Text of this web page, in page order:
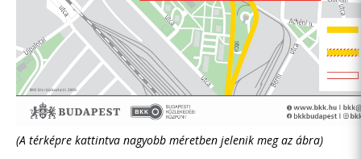
(A térképre kattintva nagyobb méretben jelenik meg az ábra)